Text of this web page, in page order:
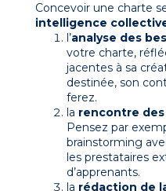
Concevoir une charte
intelligence
l’analyse des
votre charte,
jacentes à sa
destinée, son
ferez.
la rencontre
Pensez par
brainstorming
les prestataires
d’apprenants.
la rédaction de